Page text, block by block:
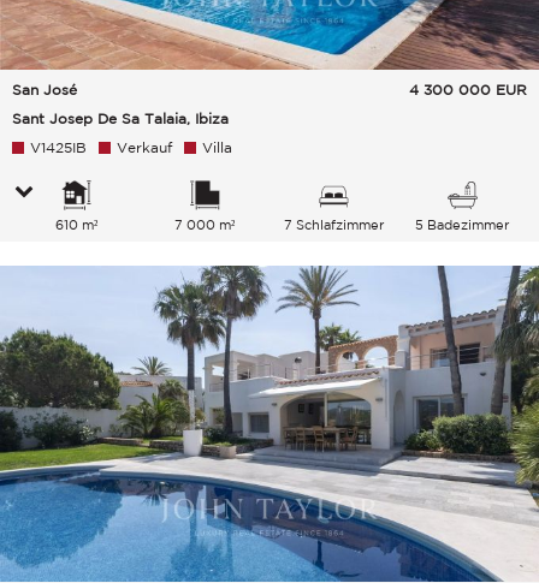
San José
Sant Josep De Sa Talaia, Ibiza
4 300 000 EUR
V1425IB Verkauf Villa
610 m² 7 000 m² 7 Schlafzimmer 5 Badezimmer